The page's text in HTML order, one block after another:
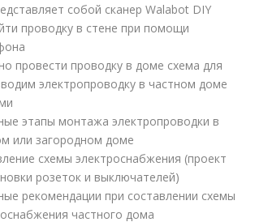
собой сканер Walabot DIY
проводку в стене при помощи
провести проводку в доме схема для
электропроводку в частном доме
этапы монтажа электропроводки в
или загородном доме
схемы электроснабжения (проект
розеток и выключателей)
рекомендации при составлении схемы
частного дома